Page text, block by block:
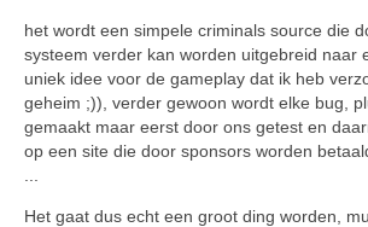
het wordt een simpele criminals source die
systeem verder kan worden uitgebreid naar
uniek idee voor de gameplay dat ik heb
geheim ;)), verder gewoon wordt elke bug,
gemaakt maar eerst door ons getest en
op een site die door sponsors worden
Het gaat dus echt een groot ding worden,